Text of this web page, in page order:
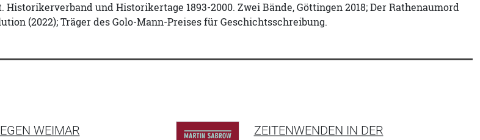
Historikerverband und Historikertage 1893-2000. Zwei Bände, Göttingen 2018; Der Rathenaumord
(2022); Träger des Golo-Mann-Preises für Geschichtsschreibung.
WEIMAR
ZEITENWENDEN IN DER